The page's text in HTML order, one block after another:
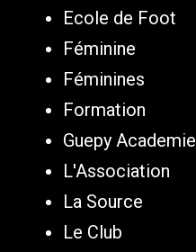
Ecole de Foot
Féminine
Féminines
Formation
Guepy Academie
L'Association
La Source
Le Club